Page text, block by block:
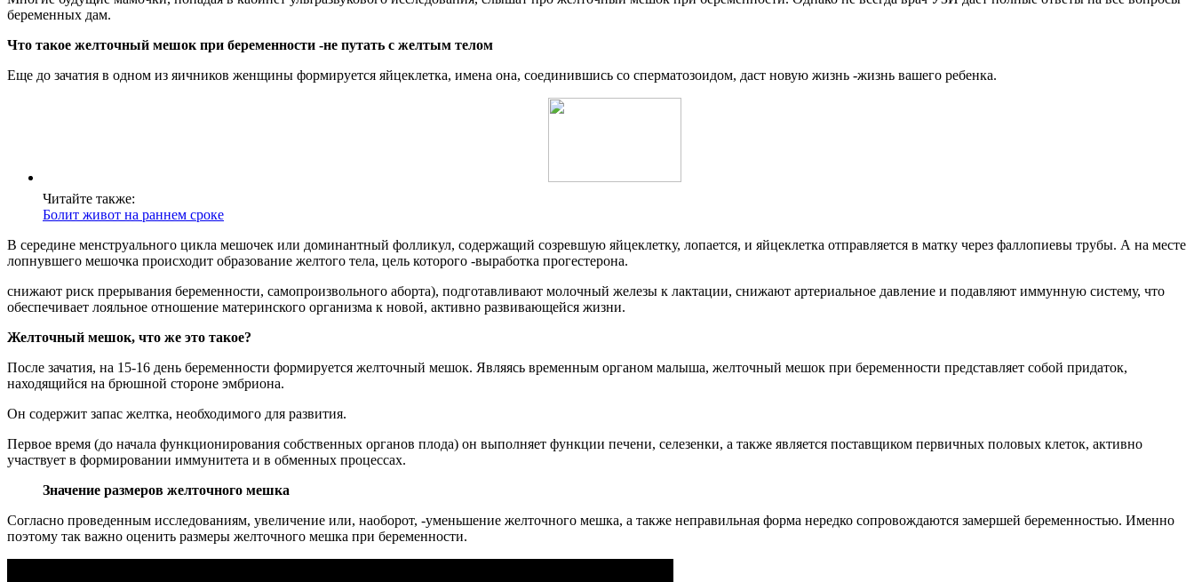
беременных дам.
Что такое желточный мешок при беременности -не путать с желтым телом
Еще до зачатия в одном из яичников женщины формируется яйцеклетка, имена она, соединившись со сперматозоидом, даст новую жизнь -жизнь вашего ребенка.
Читайте также:
Болит живот на раннем сроке
В середине менструального цикла мешочек или доминантный фолликул, содержащий созревшую яйцеклетку, лопается, и яйцеклетка отправляется в матку через фаллопиевы трубы. А на месте
лопнувшего мешочка происходит образование желтого тела, цель которого -выработка прогестерона.
снижают риск прерывания беременности, самопроизвольного аборта), подготавливают молочный железы к лактации, снижают артериальное давление и подавляют иммунную систему, что
обеспечивает лояльное отношение материнского организма к новой, активно развивающейся жизни.
Желточный мешок, что же это такое?
После зачатия, на 15-16 день беременности формируется желточный мешок. Являясь временным органом малыша, желточный мешок при беременности представляет собой придаток,
находящийся на брюшной стороне эмбриона.
Он содержит запас желтка, необходимого для развития.
Первое время (до начала функционирования собственных органов плода) он выполняет функции печени, селезенки, а также является поставщиком первичных половых клеток, активно
участвует в формировании иммунитета и в обменных процессах.
Значение размеров желточного мешка
Согласно проведенным исследованиям, увеличение или, наоборот, -уменьшение желточного мешка, а также неправильная форма нередко сопровождаются замершей беременностью. Именно
поэтому так важно оценить размеры желточного мешка при беременности.